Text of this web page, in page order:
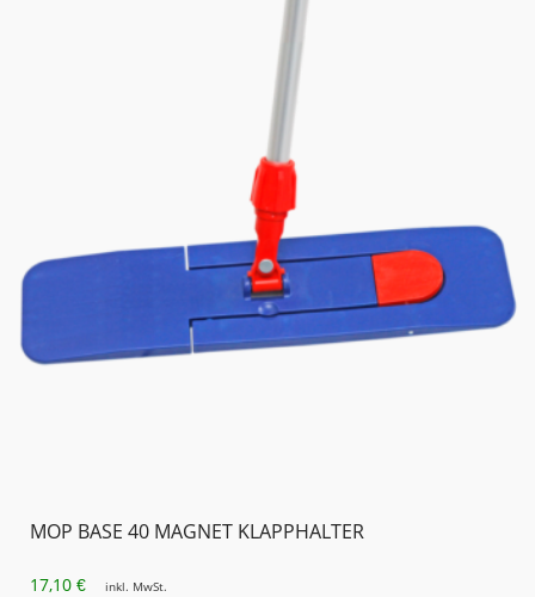
MOP BASE 40 MAGNET KLAPPHALTER
17,10 € inkl. MwSt.